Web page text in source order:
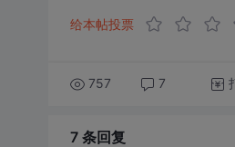
给本帖投票
757 7
7 条回复